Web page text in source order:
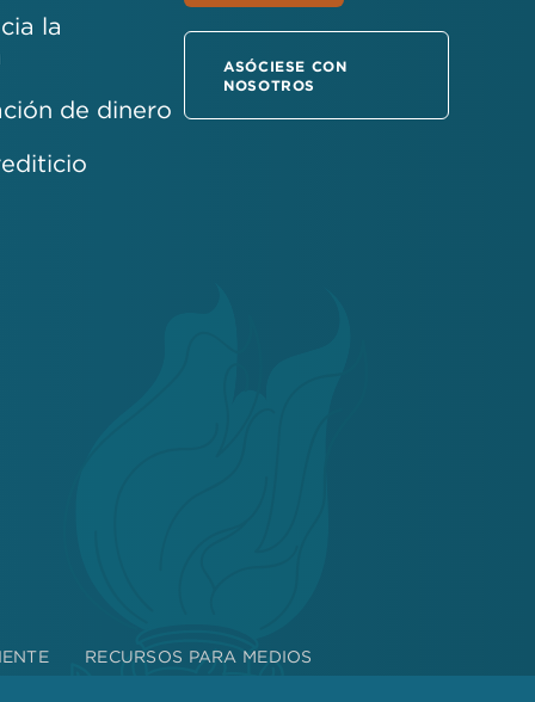
la
de dinero
ASÓCIESE CON
NOSOTROS
RECURSOS PARA MEDIOS